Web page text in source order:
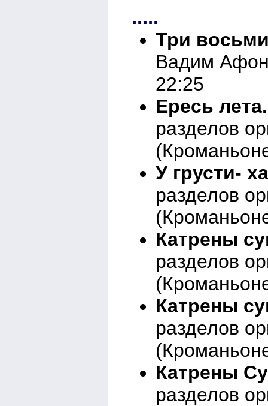
.....
Три
Вадим
22:25
Ересь
разделов
У грусти-
разделов
Катрены
разделов
Катрены
разделов
Катрены
разделов